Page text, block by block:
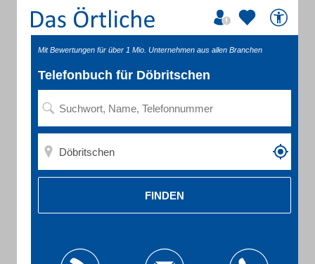
Mit Bewertungen für über 1 Mio. Unternehmen aus allen Branchen
Telefonbuch für Döbritschen
FINDEN